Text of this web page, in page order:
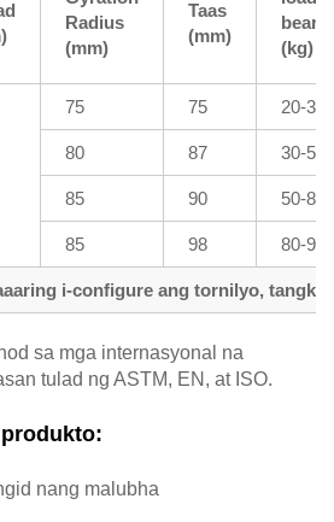
Radius
(mm)
Taas
(mm)
(kg)
75 75 20-35
80 87 30-50
85 90 50-80
85 98 80-90
i-configure ang tornilyo,
sa mga internasyonal na
tulad ng ASTM, EN, at ISO.
nang malubha